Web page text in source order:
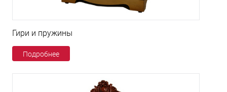
Гири и пружины
Подробнее